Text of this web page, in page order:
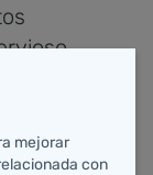
en la
mejorar
con